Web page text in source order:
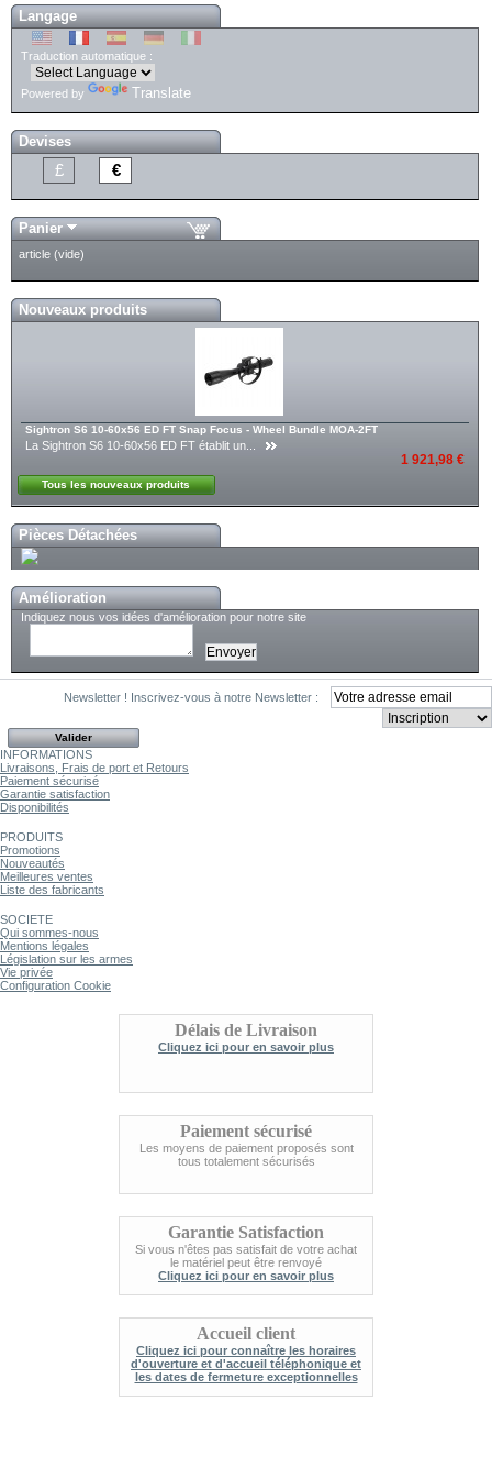
Langage
Traduction automatique :
Powered by Translate
Devises
£ €
Panier
article (vide)
Nouveaux produits
Sightron S6 10-60x56 ED FT Snap Focus - Wheel Bundle MOA-2FT
La Sightron S6 10-60x56 ED FT établit un...
1 921,98 €
Tous les nouveaux produits
Pièces Détachées
Amélioration
Indiquez nous vos idées d'amélioration pour notre site
Newsletter ! Inscrivez-vous à notre Newsletter :
INFORMATIONS
Livraisons, Frais de port et Retours
Paiement sécurisé
Garantie satisfaction
Disponibilités
PRODUITS
Promotions
Nouveautés
Meilleures ventes
Liste des fabricants
SOCIETE
Qui sommes-nous
Mentions légales
Législation sur les armes
Vie privée
Configuration Cookie
Délais de Livraison
Cliquez ici pour en savoir plus
Paiement sécurisé
Les moyens de paiement proposés sont
tous totalement sécurisés
Garantie Satisfaction
Si vous n'êtes pas satisfait de votre achat
le matériel peut être renvoyé
Cliquez ici pour en savoir plus
Accueil client
Cliquez ici pour connaître les horaires
d'ouverture et d'accueil téléphonique et
les dates de fermeture exceptionnelles